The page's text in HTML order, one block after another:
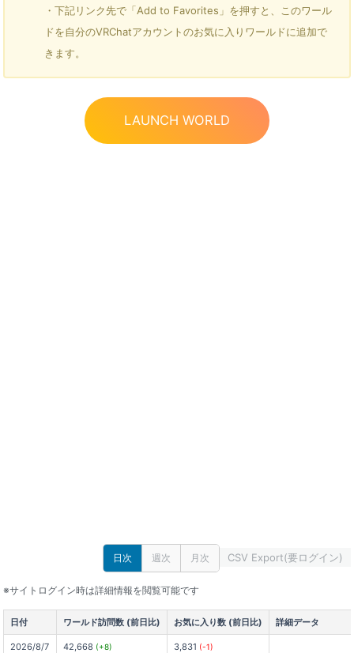
・下記リンク先で「Add to Favorites」を押すと、このワール
ドを自分のVRChatアカウントのお気に入りワールドに追加で
きます。
LAUNCH WORLD
日次 週次 月次 CSV Export(要ログイン)
※サイトログイン時は詳細情報を閲覧可能です
日付 ワールド訪問数 (前日比) お気に入り数 (前日比) 詳細データ
2026/8/7 42,668 (+8) 3,831 (-1)